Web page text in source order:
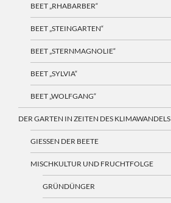
BEET „RHABARBER“
BEET „STEINGARTEN“
BEET „STERNMAGNOLIE“
BEET „SYLVIA“
BEET „WOLFGANG“
DER GARTEN IN ZEITEN DES KLIMAWANDELS
GIESSEN DER BEETE
MISCHKULTUR UND FRUCHTFOLGE
GRÜNDÜNGER